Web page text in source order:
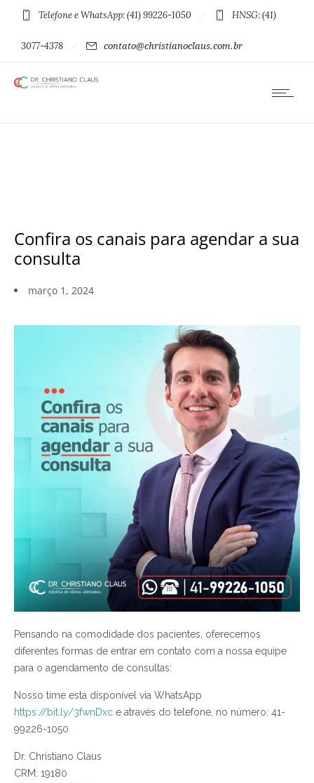
Telefone e WhatsApp: (41) 99226-1050 HNSG: (41)
3077-4378 contato@christianoclaus.com.br
Confira os canais para agendar a sua
consulta
março 1, 2024
Pensando na comodidade dos pacientes, oferecemos
diferentes formas de entrar em contato com a nossa equipe
para o agendamento de consultas:
Nosso time está disponível via WhatsApp
https://bit.ly/3fwnDxc e através do telefone, no número: 41-
99226-1050
Dr. Christiano Claus
CRM: 19180